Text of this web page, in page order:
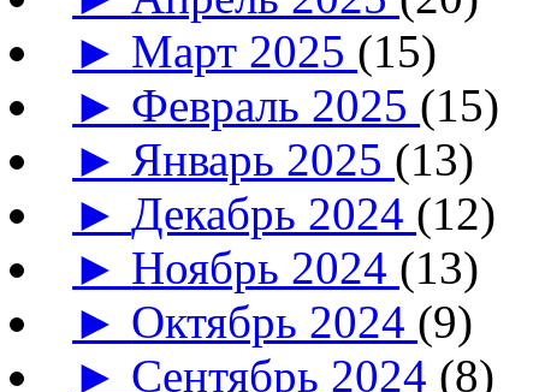
► Март 2025 (15)
► Февраль 2025 (15)
► Январь 2025 (13)
►Декабрь 2024 (12)
► Ноябрь 2024 (13)
► Октябрь 2024 (9)
► Сентябрь 2024 (8)